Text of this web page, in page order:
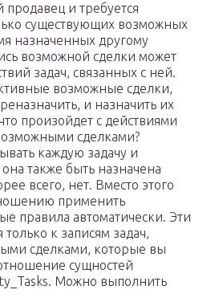
и требуется
существующих возможных
назначенных другому
возможной сделки может
задач, связанных с ней.
возможные сделки,
и назначить их
произойдет с действиями
сделками?
каждую задачу и
также быть назначена
всего, нет. Вместо этого
применить
правила автоматически. Эти
к записям задач,
сделками, которые вы
сущностей
Можно выполнить